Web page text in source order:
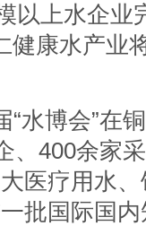
以上水企业
健康水产业
“水博会”在
、400余家
医疗用水
批国际国